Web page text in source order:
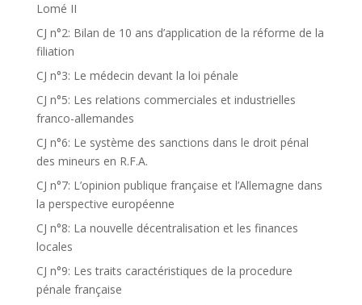
Lomé II
CJ n°2: Bilan de 10 ans d’application de la réforme de la
filiation
CJ n°3: Le médecin devant la loi pénale
CJ n°5: Les relations commerciales et industrielles
franco-allemandes
CJ n°6: Le système des sanctions dans le droit pénal
des mineurs en R.F.A.
CJ n°7: L’opinion publique française et l’Allemagne dans
la perspective européenne
CJ n°8: La nouvelle décentralisation et les finances
locales
CJ n°9: Les traits caractéristiques de la procedure
pénale française